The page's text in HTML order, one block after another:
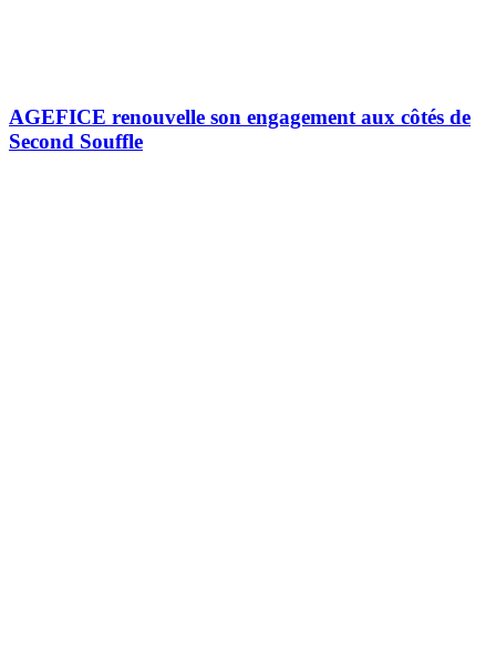
AGEFICE renouvelle son engagement aux côtés de
Second Souffle